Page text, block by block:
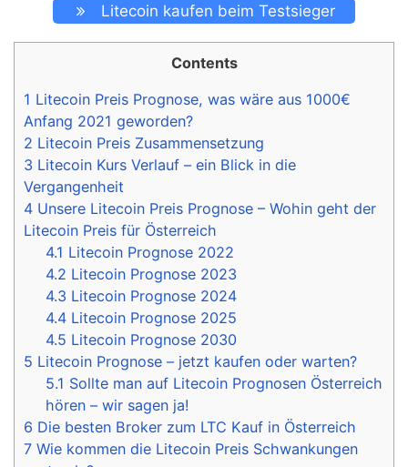
Litecoin kaufen beim Testsieger
Contents
1 Litecoin Preis Prognose, was wäre aus 1000€
Anfang 2021 geworden?
2 Litecoin Preis Zusammensetzung
3 Litecoin Kurs Verlauf – ein Blick in die
Vergangenheit
4 Unsere Litecoin Preis Prognose – Wohin geht der
Litecoin Preis für Österreich
4.1 Litecoin Prognose 2022
4.2 Litecoin Prognose 2023
4.3 Litecoin Prognose 2024
4.4 Litecoin Prognose 2025
4.5 Litecoin Prognose 2030
5 Litecoin Prognose – jetzt kaufen oder warten?
5.1 Sollte man auf Litecoin Prognosen Österreich
hören – wir sagen ja!
6 Die besten Broker zum LTC Kauf in Österreich
7 Wie kommen die Litecoin Preis Schwankungen